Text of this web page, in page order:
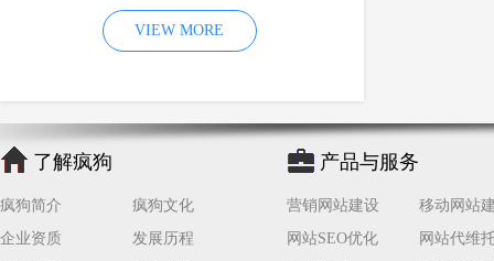
优化 网站降权
企业网站建设 效果 页面
网络营销 因素 网络公司
网站流量
百度优化 网站收录
网站seo 专业
VIEW MORE
了解疯狗
疯狗简介
疯狗文化
企业资质
发展历程
产品与服务
营销网站建设
移动网站
网站SEO优化
网站代维